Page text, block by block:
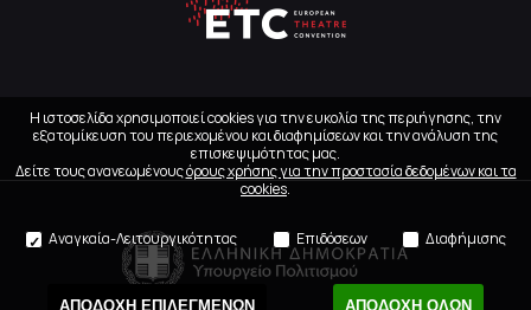
Η ιστοσελίδα χρησιμοποιεί cookies για την ευκολία της περιήγησης, την
εξατομίκευση του περιεχομένου και διαφημίσεων και την ανάλυση της
επισκεψιμότητας μας.
Δείτε τους ανανεωμένουςόρους χρήσης για την προστασία δεδομένων και τα
cookies.
Αναγκαία-Λειτουργικότητας Επιδόσεων Διαφήμισης
ΑΠΟΔΟΧΗ ΕΠΙΛΕΓΜΕΝΩΝ ΑΠΟΔΟΧΗ ΟΛΩΝ